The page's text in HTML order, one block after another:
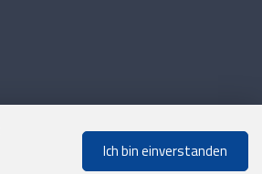
Ich bin einverstanden